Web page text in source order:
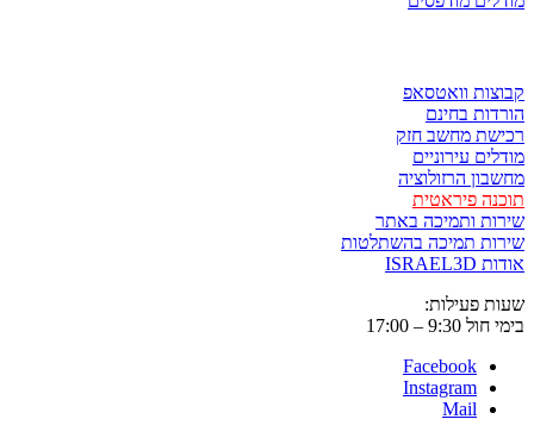
קבוצות וואטסאפ
הורדות בחינם
רכישת מחשב חזק
מודלים עירוניים
מחשבון הרזולוציה
תוכנה פיראטית
שירות ותמיכה באתר
שירות תמיכה בהשתלטות
אודות ISRAEL3D
שעות פעילות:
בימי חול 9:30 – 17:00
Facebook
Instagram
Mail